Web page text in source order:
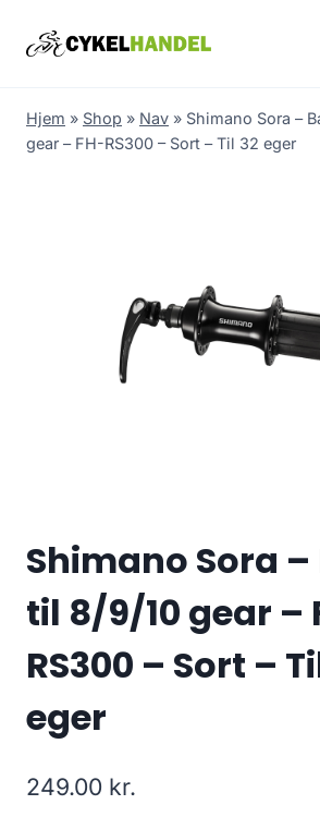
Hjem » Shop » Nav » Shimano Sora –
gear – FH-RS300 – Sort – Til 32 eger
Shimano Sora
til 8/9/10 gear –
RS300 – Sort –
eger
249.00 kr.